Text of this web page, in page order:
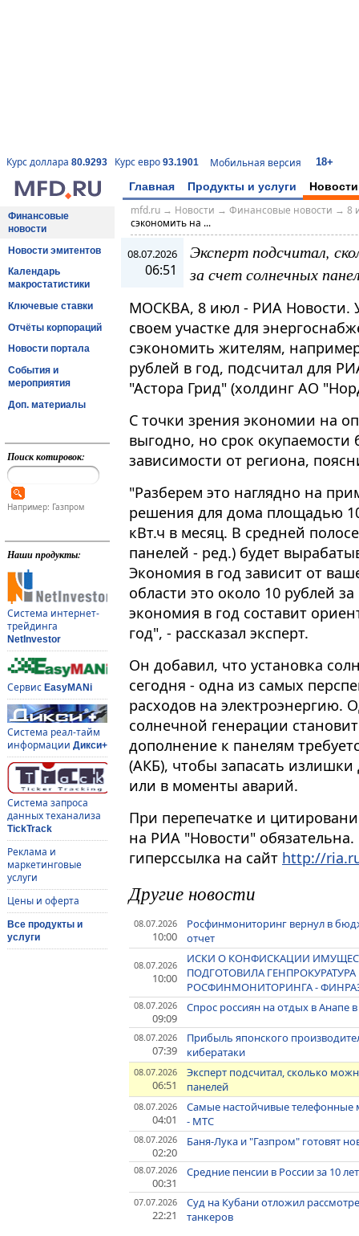
Курс доллара 80.9293 Курс евро 93.1901 Мобильная версия 18+
Главная Продукты и услуги Новости
Финансовые
новости
Новости эмитентов
Календарь
макростатистики
Ключевые ставки
Отчёты корпораций
Новости портала
События и
мероприятия
Доп. материалы
Поиск котировок:
Например: Газпром
Наши продукты:
Система интернет-
трейдинга
NetInvestor
Сервис EasyMANi
Система реал-тайм
информации Дикси+
Система запроса
данных теханализа
TickTrack
Реклама и
маркетинговые
услуги
Цены и оферта
Все продукты и
услуги
mfd.ru→ Новости → Финансовые новости → 8
сэкономить на ...
08.07.2026
06:51
Эксперт подсчитал,
за счет солнечных
МОСКВА, 8 июл - РИА Новости.
своем участке для
сэкономить жителям,
рублей в год, подсчитал для
"Астора Грид" (холдинг АО
С точки зрения экономии на
выгодно, но срок окупаемости
зависимости от региона,
"Разберем это наглядно на
решения для дома площадью
кВт.ч в месяц. В средней
панелей - ред.) будет
Экономия в год зависит от
области это около 10 рублей
экономия в год составит
год", - рассказал эксперт.
Он добавил, что установка
сегодня - одна из самых
расходов на электроэнергию.
солнечной генерации
дополнение к панелям
(АКБ), чтобы запасать
или в моменты аварий.
При перепечатке и
на РИА "Новости"
гиперссылка на сайт http://
Другие новости
08.07.2026
10:00
Росфинмониторинг вернул в
отчет
08.07.2026
10:00
ИСКИ О КОНФИСКАЦИИ
ПОДГОТОВИЛА
РОСФИНМОНИТОРИНГА -
08.07.2026
09:09
Спрос россиян на отдых в Анапе
08.07.2026
07:39
Прибыль японского
кибератаки
08.07.2026
06:51
Эксперт подсчитал, сколько
панелей
08.07.2026
04:01
Самые настойчивые телефонные
- МТС
08.07.2026
02:20
Баня-Лука и "Газпром" готовят
08.07.2026
00:31
Средние пенсии в России за 10
07.07.2026
22:21
Суд на Кубани отложил
танкеров